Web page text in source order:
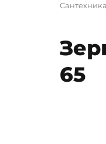
Сантехника
65